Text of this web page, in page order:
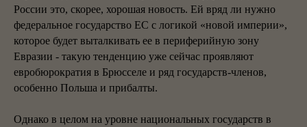
России это, скорее, хорошая новость. Ей вряд ли нужно
федеральное государство ЕС с логикой «новой империи»,
которое будет выталкивать ее в периферийную зону
Евразии - такую тенденцию уже сейчас проявляют
евробюрократия в Брюсселе и ряд государств-членов,
особенно Польша и прибалты.
Однако в целом на уровне национальных государств в